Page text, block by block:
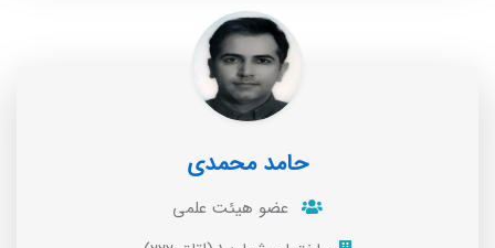
حامد محمدی
عضو هیئت علمی